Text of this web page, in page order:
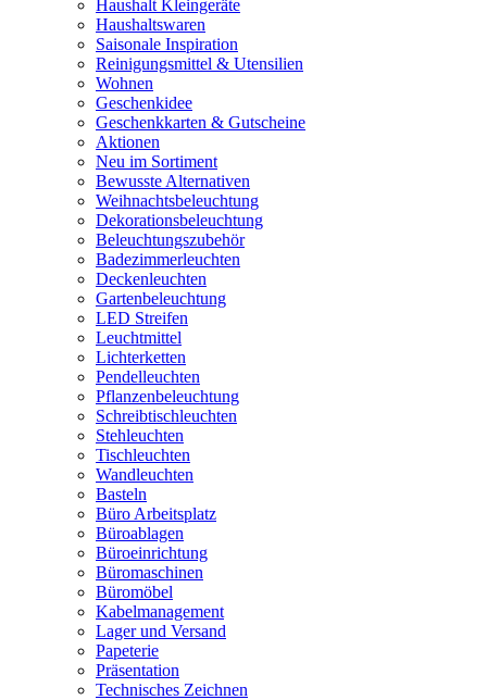
Haushalt Kleingeräte
Haushaltswaren
Saisonale Inspiration
Reinigungsmittel & Utensilien
Wohnen
Geschenkidee
Geschenkkarten & Gutscheine
Aktionen
Neu im Sortiment
Bewusste Alternativen
Weihnachtsbeleuchtung
Dekorationsbeleuchtung
Beleuchtungszubehör
Badezimmerleuchten
Deckenleuchten
Gartenbeleuchtung
LED Streifen
Leuchtmittel
Lichterketten
Pendelleuchten
Pflanzenbeleuchtung
Schreibtischleuchten
Stehleuchten
Tischleuchten
Wandleuchten
Basteln
Büro Arbeitsplatz
Büroablagen
Büroeinrichtung
Büromaschinen
Büromöbel
Kabelmanagement
Lager und Versand
Papeterie
Präsentation
Technisches Zeichnen